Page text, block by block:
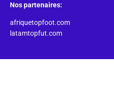
Nos partenaires:
afriquetopfoot.com
latamtopfut.com